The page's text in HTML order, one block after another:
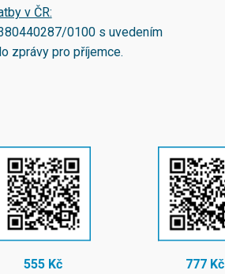
v ČR:
0100s uvedením
zprávy pro příjemce.
555 Kč 777 Kč